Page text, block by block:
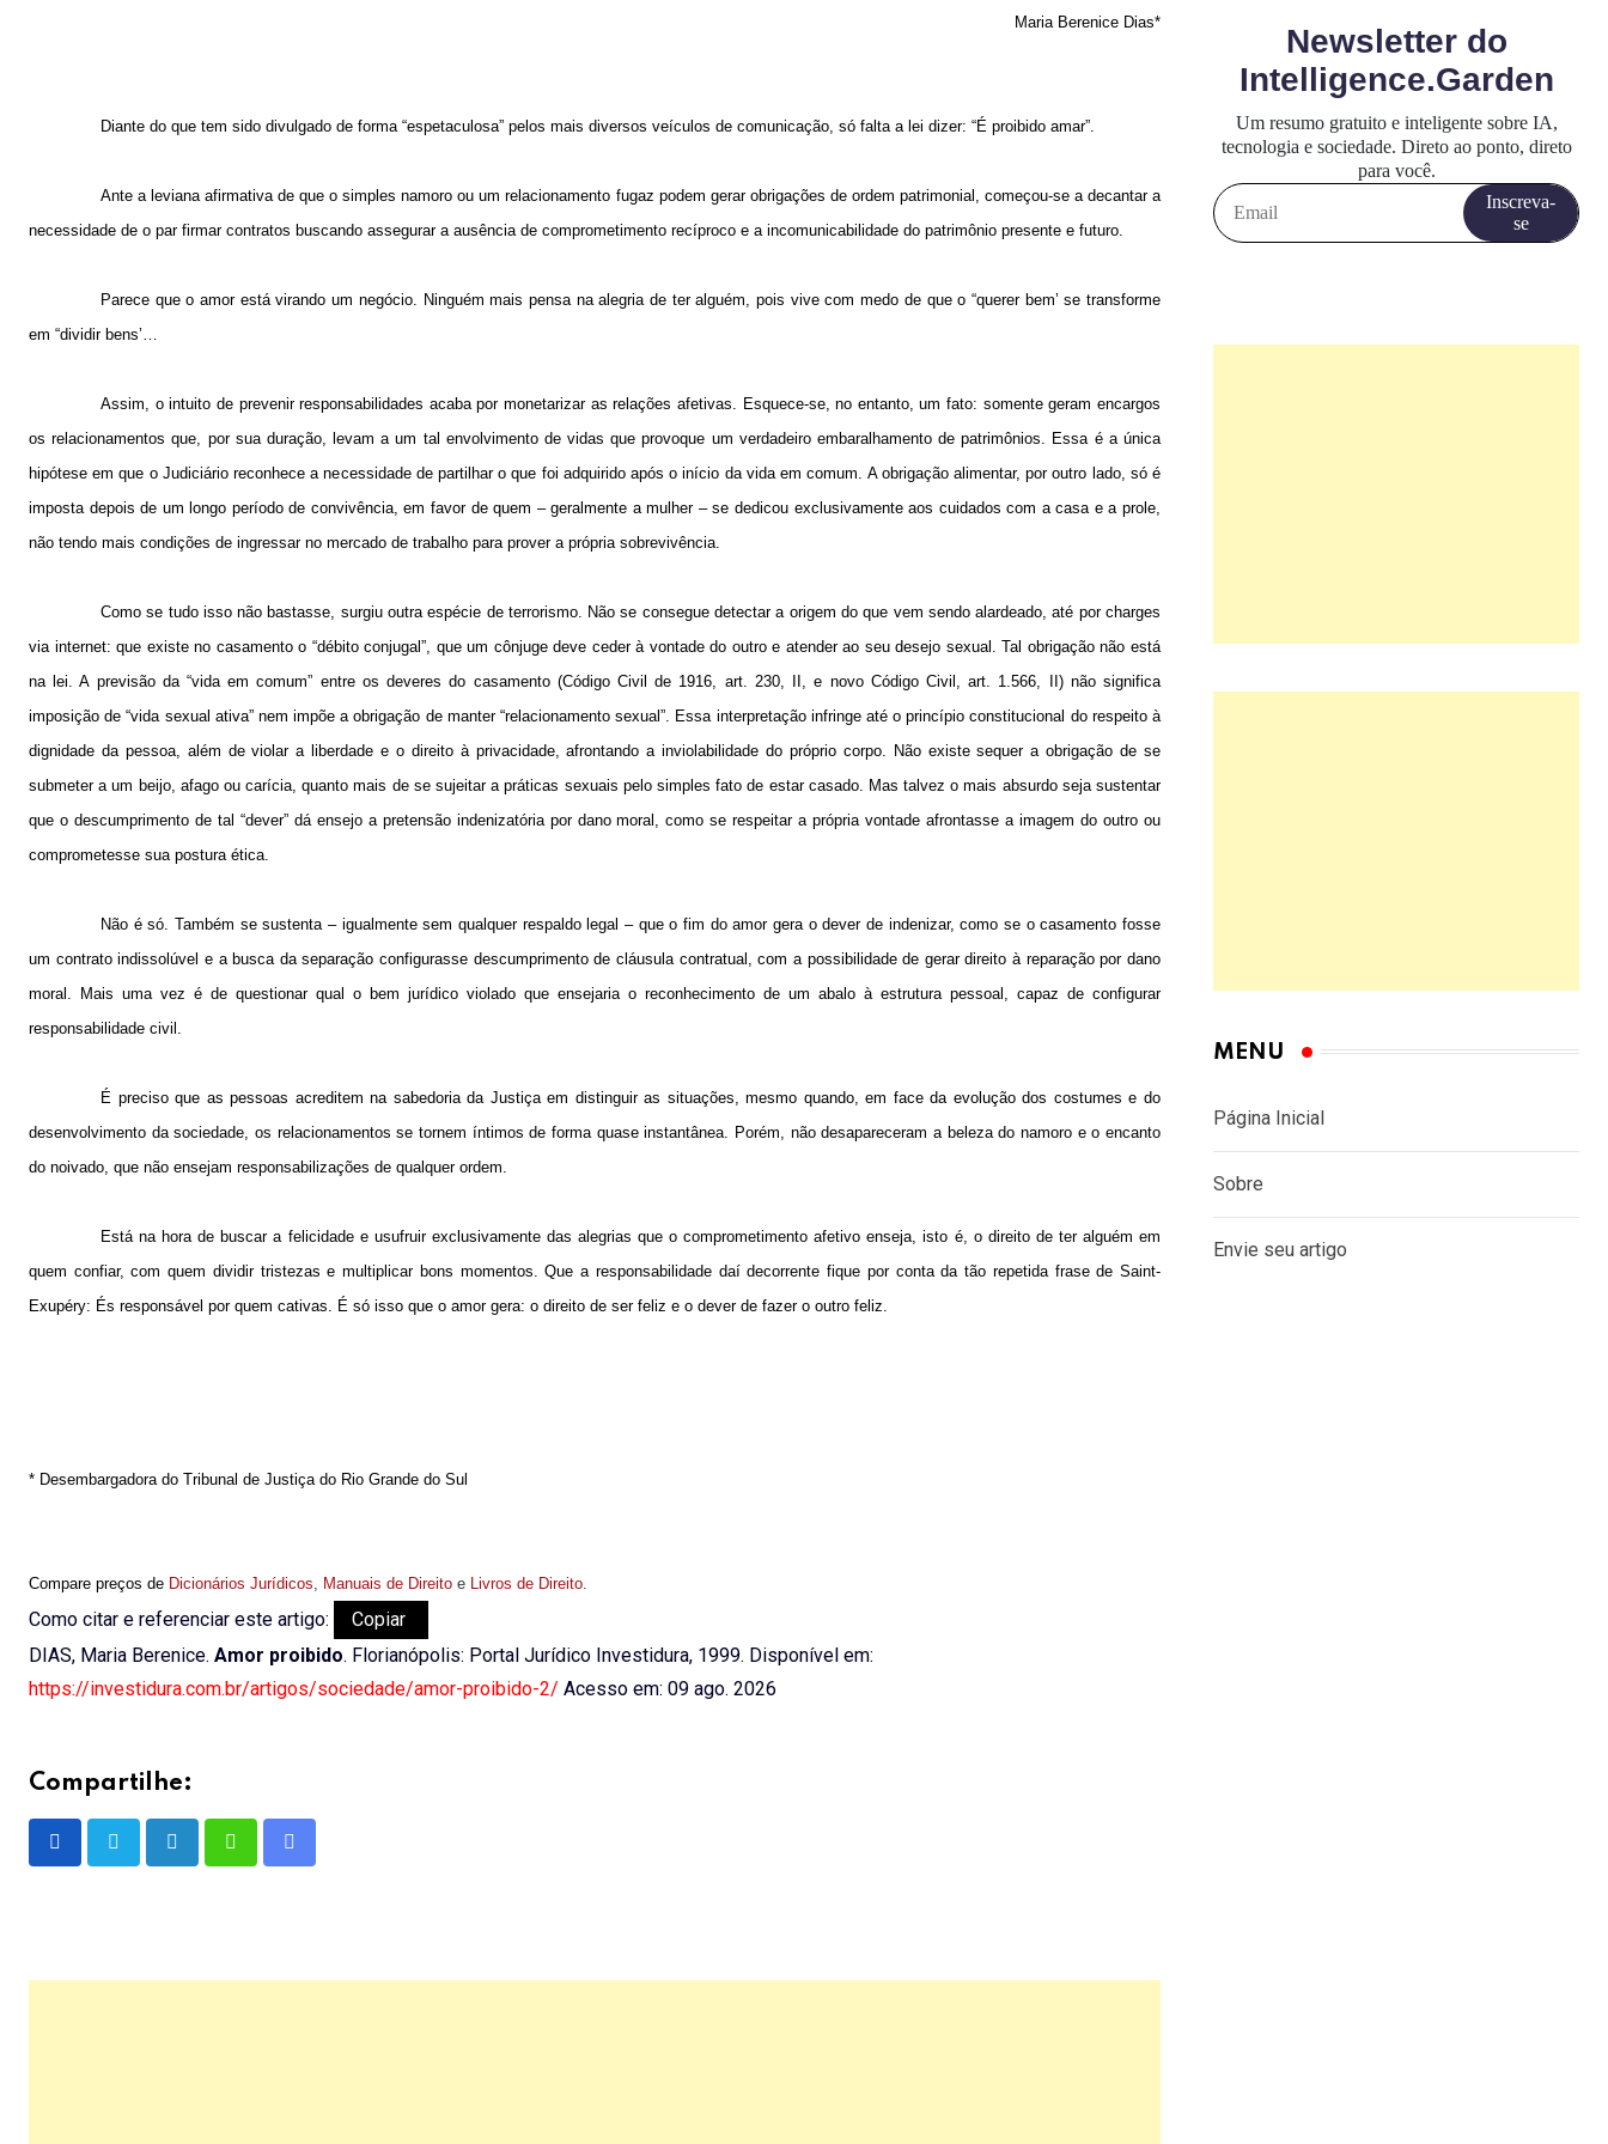
Maria Berenice Dias*
Diante do que tem sido divulgado de forma “espetaculosa” pelos mais diversos veículos de comunicação, só falta a lei dizer: “É proibido amar”.
Ante a leviana afirmativa de que o simples namoro ou um relacionamento fugaz podem gerar obrigações de ordem patrimonial, começou-se a decantar a
necessidade de o par firmar contratos buscando assegurar a ausência de comprometimento recíproco e a incomunicabilidade do patrimônio presente e futuro.
Parece que o amor está virando um negócio. Ninguém mais pensa na alegria de ter alguém, pois vive com medo de que o “querer bem’ se transforme
em “dividir bens’…
Assim, o intuito de prevenir responsabilidades acaba por monetarizar as relações afetivas. Esquece-se, no entanto, um fato: somente geram encargos
os relacionamentos que, por sua duração, levam a um tal envolvimento de vidas que provoque um verdadeiro embaralhamento de patrimônios. Essa é a única
hipótese em que o Judiciário reconhece a necessidade de partilhar o que foi adquirido após o início da vida em comum. A obrigação alimentar, por outro lado, só é
imposta depois de um longo período de convivência, em favor de quem – geralmente a mulher – se dedicou exclusivamente aos cuidados com a casa e a prole,
não tendo mais condições de ingressar no mercado de trabalho para prover a própria sobrevivência.
Como se tudo isso não bastasse, surgiu outra espécie de terrorismo. Não se consegue detectar a origem do que vem sendo alardeado, até por charges
via internet: que existe no casamento o “débito conjugal”, que um cônjuge deve ceder à vontade do outro e atender ao seu desejo sexual. Tal obrigação não está
na lei. A previsão da “vida em comum” entre os deveres do casamento (Código Civil de 1916, art. 230, II, e novo Código Civil, art. 1.566, II) não significa
imposição de “vida sexual ativa” nem impõe a obrigação de manter “relacionamento sexual”. Essa interpretação infringe até o princípio constitucional do respeito à
dignidade da pessoa, além de violar a liberdade e o direito à privacidade, afrontando a inviolabilidade do próprio corpo. Não existe sequer a obrigação de se
submeter a um beijo, afago ou carícia, quanto mais de se sujeitar a práticas sexuais pelo simples fato de estar casado. Mas talvez o mais absurdo seja sustentar
que o descumprimento de tal “dever” dá ensejo a pretensão indenizatória por dano moral, como se respeitar a própria vontade afrontasse a imagem do outro ou
comprometesse sua postura ética.
Não é só. Também se sustenta – igualmente sem qualquer respaldo legal – que o fim do amor gera o dever de indenizar, como se o casamento fosse
um contrato indissolúvel e a busca da separação configurasse descumprimento de cláusula contratual, com a possibilidade de gerar direito à reparação por dano
moral. Mais uma vez é de questionar qual o bem jurídico violado que ensejaria o reconhecimento de um abalo à estrutura pessoal, capaz de configurar
responsabilidade civil.
É preciso que as pessoas acreditem na sabedoria da Justiça em distinguir as situações, mesmo quando, em face da evolução dos costumes e do
desenvolvimento da sociedade, os relacionamentos se tornem íntimos de forma quase instantânea. Porém, não desapareceram a beleza do namoro e o encanto
do noivado, que não ensejam responsabilizações de qualquer ordem.
Está na hora de buscar a felicidade e usufruir exclusivamente das alegrias que o comprometimento afetivo enseja, isto é, o direito de ter alguém em
quem confiar, com quem dividir tristezas e multiplicar bons momentos. Que a responsabilidade daí decorrente fique por conta da tão repetida frase de Saint-
Exupéry: És responsável por quem cativas. É só isso que o amor gera: o direito de ser feliz e o dever de fazer o outro feliz.
* Desembargadora do Tribunal de Justiça do Rio Grande do Sul
Compare preços de Dicionários Jurídicos Manuais de Direito e Livros de Direito
Como citar e referenciar este artigo:
Copiar
DIAS, Maria Berenice. Amor proibido. Florianópolis: Portal Jurídico Investidura, 1999. Disponível em:
https://investidura.com.br/artigos/sociedade/amor-proibido-2/ Acesso em: 09 ago. 2026
Compartilhe:
LinkedInWhatsappShare
MENU
Página Inicial
Sobre
Envie seu artigo